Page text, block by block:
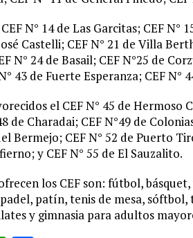
N° 14 de Las Garcitas; CEF N°
Castelli; CEF N° 21 de Villa
N° 24 de Basail; CEF N°25 de
43 de Fuerte Esperanza; CEF N°
el CEF N° 45 de Hermoso
de Charadai; CEF N°49 de
Bermejo; CEF N° 52 de Puerto
y CEF N° 55 de El Sauzalito.
los CEF son: fútbol,
patín, tenis de mesa,
y gimnasia para adultos